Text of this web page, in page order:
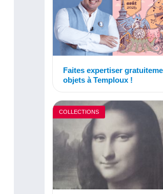
Faites expertiser
objets à Temploux !
COLLECTIONS